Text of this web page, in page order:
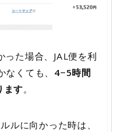
た場合、JAL便を利
くても、 4−5時間
ます。
ルに向かった時は、